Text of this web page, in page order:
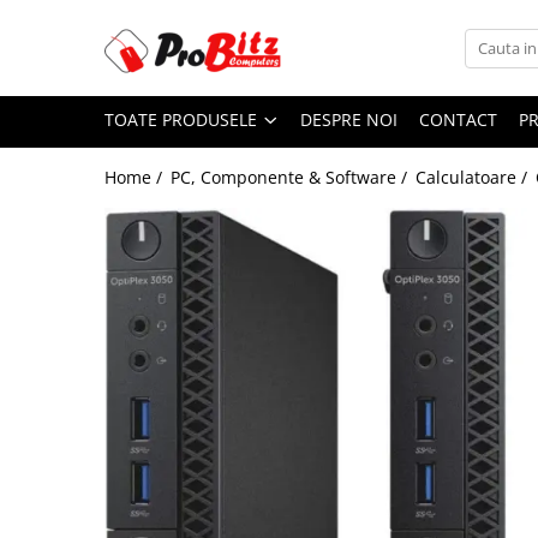
Toate Produsele
Laptopuri si accesorii
Laptopuri Renew
Laptopuri Refurbished
Laptopuri Second-hand
Componente NOI Laptop
Memorii laptop
Hard Disk-uri laptop
Componente REFURBISHED Laptop
Hard Disk-uri Refurbished
Accesorii Laptop
TOATE PRODUSELE DESPRE NOI CONTACT
Home / PC, Componente & Software / Calculatoare /